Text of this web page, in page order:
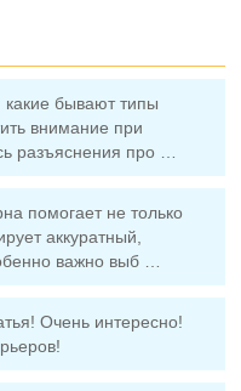
какие бывают типы
внимание при
разъяснения про …
помогает не только
аккуратный,
важно выб …
Очень интересно!